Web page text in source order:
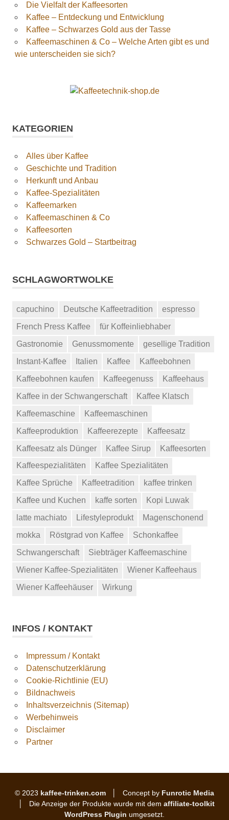
Die Vielfalt der Kaffeesorten
Kaffee – Entdeckung und Entwicklung
Kaffee – Schwarzes Gold aus der Tasse
Kaffeemaschinen & Co – Welche Arten gibt es und
wie unterscheiden sie sich?
KATEGORIEN
Alles über Kaffee
Geschichte und Tradition
Herkunft und Anbau
Kaffee-Spezialitäten
Kaffeemarken
Kaffeemaschinen & Co
Kaffeesorten
Schwarzes Gold – Startbeitrag
SCHLAGWORTWOLKE
capuchino Deutsche Kaffeetradition
espresso
French Press Kaffee
für Koffeinliebhaber
Gastronomie
Genussmomente
gesellige Tradition
Instant-Kaffee
Italien Kaffee
Kaffeebohnen
Kaffeebohnen kaufen
Kaffeegenuss
Kaffeehaus
Kaffee in der Schwangerschaft
Kaffee Klatsch
Kaffeemaschine
Kaffeemaschinen
Kaffeeproduktion
Kaffeerezepte
Kaffeesatz
Kaffeesatz als Dünger
Kaffee Sirup
Kaffeesorten
Kaffeespezialitäten
Kaffee Spezialitäten
Kaffee Sprüche
Kaffeetradition
kaffee trinken
Kaffee und Kuchen
kaffe sorten
Kopi Luwak
latte machiato
Lifestyleprodukt
Magenschonend
mokka
Röstgrad von Kaffee
Schonkaffee
Schwangerschaft
Siebträger Kaffeemaschine
Wiener Kaffee-Spezialitäten
Wiener Kaffeehaus
Wiener Kaffeehäuser
Wirkung
INFOS / KONTAKT
Impressum / Kontakt
Datenschutzerklärung
Cookie-Richtlinie (EU)
Bildnachweis
Inhaltsverzeichnis (Sitemap)
Werbehinweis
Disclaimer
Partner
© 2023 kaffee-trinken.com │ Concept by Funrotic Media
│ Die Anzeige der Produkte wurde mit dem affiliate-toolkit
WordPress Plugin umgesetzt.